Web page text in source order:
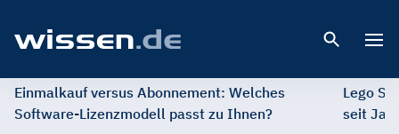
Einmalkauf versus Abonnement: Welches
Software-Lizenzmodell passt zu Ihnen?
Lego
seit